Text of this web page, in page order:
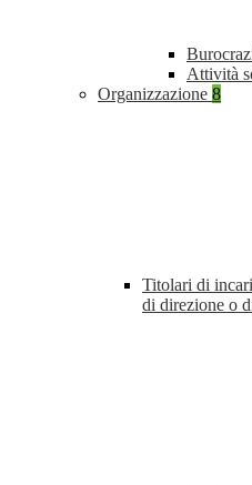
Attività
Organizzazione 8
Titolari di
di direzione o